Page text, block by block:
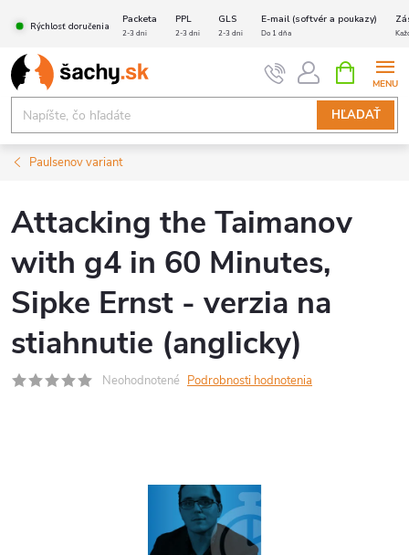
obsah
Rýchlosť doručenia
Packeta PPL GLS E-mail (softvér a poukazy)
2-3 dni 2-3 dni 2-3 dni Do 1 dňa
HĽADAŤ
KOŠÍK
Paulsenov variant
Attacking the Taimanov
with g4 in 60 Minutes,
Sipke Ernst - verzia na
stiahnutie (anglicky)
Neohodnotené Podrobnosti hodnotenia